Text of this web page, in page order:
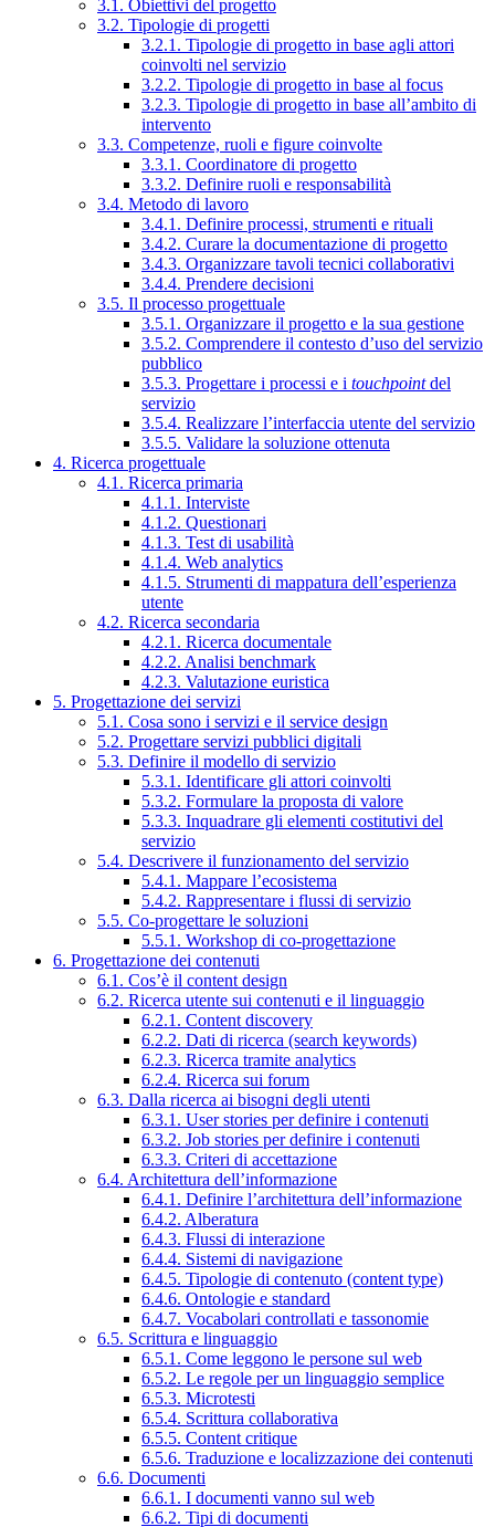
3.1. Obiettivi del progetto
3.2. Tipologie di progetti
3.2.1. Tipologie di progetto in base agli attori
coinvolti nel servizio
3.2.2. Tipologie di progetto in base al focus
3.2.3. Tipologie di progetto in base all’ambito di
intervento
3.3. Competenze, ruoli e figure coinvolte
3.3.1. Coordinatore di progetto
3.3.2. Definire ruoli e responsabilità
3.4. Metodo di lavoro
3.4.1. Definire processi, strumenti e rituali
3.4.2. Curare la documentazione di progetto
3.4.3. Organizzare tavoli tecnici collaborativi
3.4.4. Prendere decisioni
3.5. Il processo progettuale
3.5.1. Organizzare il progetto e la sua gestione
3.5.2. Comprendere il contesto d’uso del servizio
pubblico
3.5.3. Progettare i processi e i touchpointdel
servizio
3.5.4. Realizzare l’interfaccia utente del servizio
3.5.5. Validare la soluzione ottenuta
4. Ricerca progettuale
4.1. Ricerca primaria
4.1.1. Interviste
4.1.2. Questionari
4.1.3. Test di usabilità
4.1.4. Web analytics
4.1.5. Strumenti di mappatura dell’esperienza
utente
4.2. Ricerca secondaria
4.2.1. Ricerca documentale
4.2.2. Analisi benchmark
4.2.3. Valutazione euristica
5. Progettazione dei servizi
5.1. Cosa sono i servizi e il service design
5.2. Progettare servizi pubblici digitali
5.3. Definire il modello di servizio
5.3.1. Identificare gli attori coinvolti
5.3.2. Formulare la proposta di valore
5.3.3. Inquadrare gli elementi costitutivi del
servizio
5.4. Descrivere il funzionamento del servizio
5.4.1. Mappare l’ecosistema
5.4.2. Rappresentare i flussi di servizio
5.5. Co-progettare le soluzioni
5.5.1. Workshop di co-progettazione
6. Progettazione dei contenuti
6.1. Cos’è il content design
6.2. Ricerca utente sui contenuti e il linguaggio
6.2.1. Content discovery
6.2.2. Dati di ricerca (search keywords)
6.2.3. Ricerca tramite analytics
6.2.4. Ricerca sui forum
6.3. Dalla ricerca ai bisogni degli utenti
6.3.1. User stories per definire i contenuti
6.3.2. Job stories per definire i contenuti
6.3.3. Criteri di accettazione
6.4. Architettura dell’informazione
6.4.1. Definire l’architettura dell’informazione
6.4.2. Alberatura
6.4.3. Flussi di interazione
6.4.4. Sistemi di navigazione
6.4.5. Tipologie di contenuto (content type)
6.4.6. Ontologie e standard
6.4.7. Vocabolari controllati e tassonomie
6.5. Scrittura e linguaggio
6.5.1. Come leggono le persone sul web
6.5.2. Le regole per un linguaggio semplice
6.5.3. Microtesti
6.5.4. Scrittura collaborativa
6.5.5. Content critique
6.5.6. Traduzione e localizzazione dei contenuti
6.6. Documenti
6.6.1. I documenti vanno sul web
6.6.2. Tipi di documenti